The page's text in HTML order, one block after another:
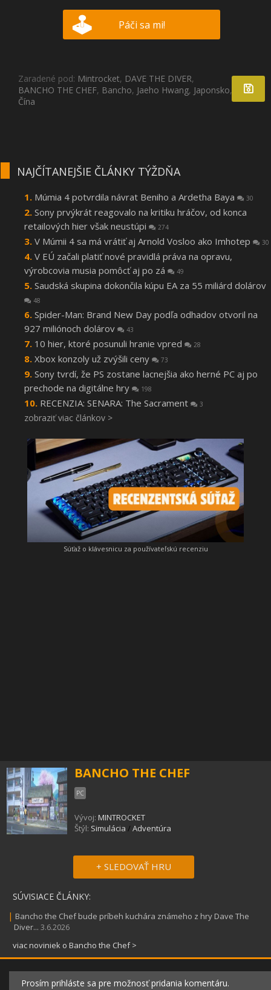
Páči sa mi!
Zaradené pod: Mintrocket, DAVE THE DIVER,
BANCHO THE CHEF, Bancho, Jaeho Hwang, Japonsko, Kórea
Čína
NAJČÍTANEJŠIE ČLÁNKY TÝŽDŇA
Múmia 4 potvrdila návrat Beniho a Ardetha Baya 30
Sony prvýkrát reagovalo na kritiku hráčov, od konca
retailových hier však neustúpi
274
V Múmii 4 sa má vrátiť aj Arnold Vosloo ako Imhotep 30
V EÚ začali platiť nové pravidlá práva na opravu,
výrobcovia musia pomôcť aj po zá
49
Saudská skupina dokončila kúpu EA za 55 miliárd dolárov
48
Spider-Man: Brand New Day podľa odhadov otvoril na
927 miliónoch dolárov
43
10 hier, ktoré posunuli hranie vpred 28
Xbox konzoly už zvýšili ceny 73
Sony tvrdí, že PS zostane lacnejšia ako herné PC aj po
prechode na digitálne hry
198
RECENZIA: SENARA: The Sacrament 3
zobraziť viac článkov >
Súťaž o klávesnicu za používateľskú recenziu
BANCHO THE CHEF
PC
Vývoj: MINTROCKET
Štýl: Simulácia / Adventúra
+ SLEDOVAŤ HRU
SÚVISIACE ČLÁNKY:
| Bancho the Chef bude príbeh kuchára známeho z hry Dave The
Diver... 3.6.2026
viac noviniek o Bancho the Chef >
Prosím prihláste sa pre možnosť pridania komentáru.